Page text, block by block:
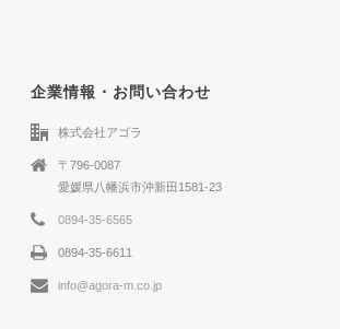
企業情報・お問い合わせ
株式会社アゴラ
〒796-0087
愛媛県八幡浜市沖新田1581-23
0894-35-6565
0894-35-6611
info@agora-m.co.jp